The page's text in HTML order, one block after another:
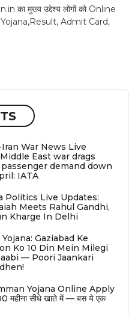
का मुख्य उद्देश्य लोगों को Online
Admit Card,
Iran War News Live
East war drags
demand down
IATA
Politics Live Updates:
Meets Rahul Gandhi,
Kharge In Delhi
Gaziabad Ke
Ko 10 Din Mein Milegi
— Poori Jaankari
Yojana Online Apply
महीना सीधे खाते में — बस ये एक